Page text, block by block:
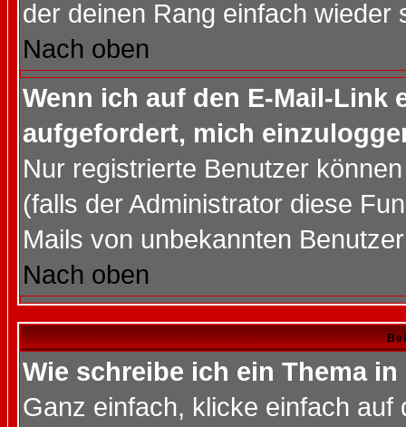
der deinen Rang einfach wieder
Nach oben
Wenn ich auf den E-Mail-Link
aufgefordert, mich
Nur registrierte Benutzer
(falls der Administrator diese
Mails von unbekannten
Nach oben
Wie schreibe ich ein Thema
Ganz einfach, klicke einfach